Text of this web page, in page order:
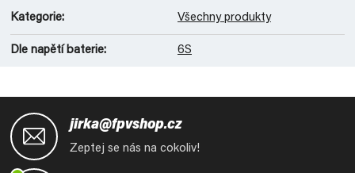
Kategorie: Všechny produkty
Dle napětí baterie: 6S
jirka@fpvshop.cz
Zeptej se nás na cokoliv!